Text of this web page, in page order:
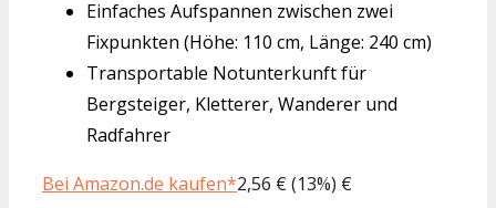
Einfaches Aufspannen zwischen zwei
Fixpunkten (Höhe: 110 cm, Länge: 240 cm)
Transportable Notunterkunft für
Bergsteiger, Kletterer, Wanderer und
Radfahrer
Bei Amazon.de kaufen*2,56 € (13%) €